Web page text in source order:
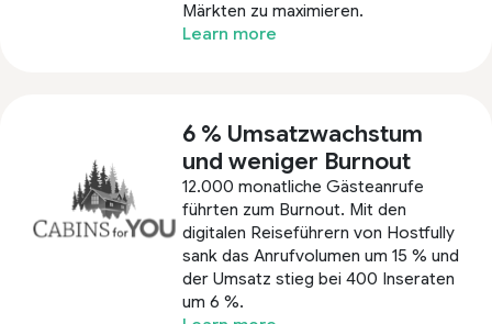
Märkten zu maximieren.
Learn more
6 % Umsatzwachstum
und weniger Burnout
12.000 monatliche Gästeanrufe
führten zum Burnout. Mit den
digitalen Reiseführern von Hostfully
sank das Anrufvolumen um 15 % und
der Umsatz stieg bei 400 Inseraten
um 6 %.